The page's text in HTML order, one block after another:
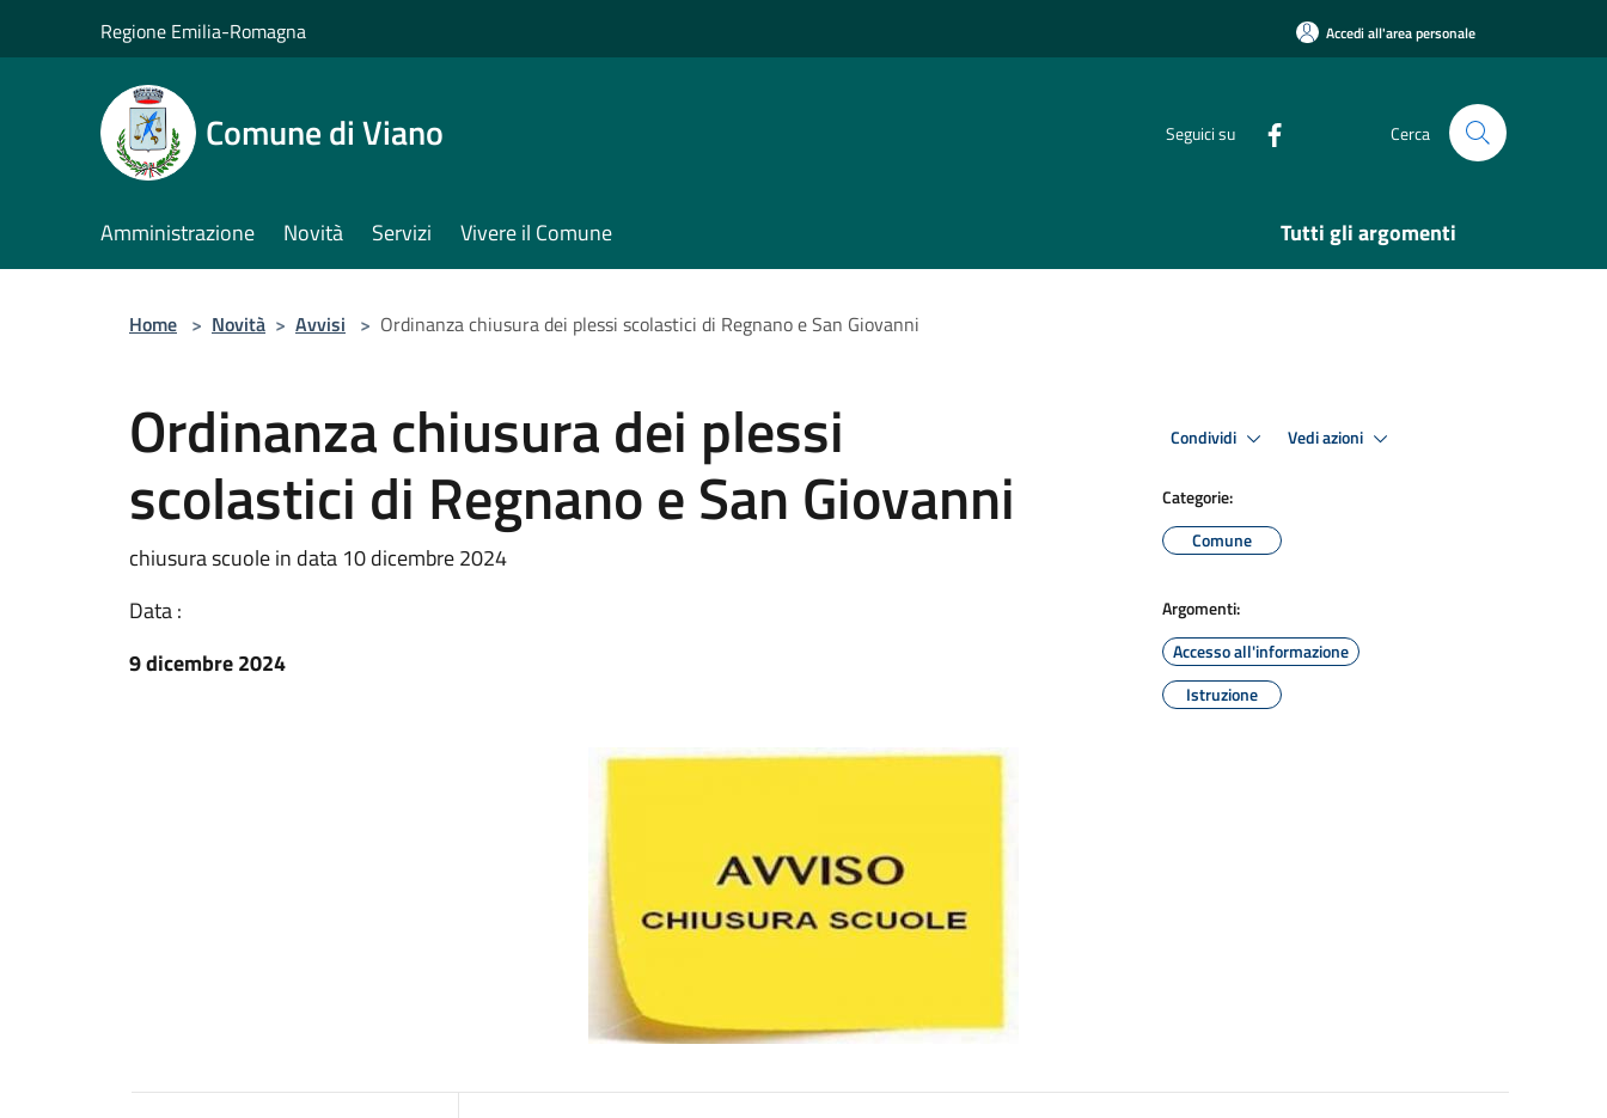
Regione Emilia-Romagna Accedi all'area personale
Comune di Viano Seguici su Cerca
Amministrazione Novità Servizi Vivere il Comune Tutti gli argomenti
Home > Novità > Avvisi > Ordinanza chiusura dei plessi scolastici di Regnano e San Giovanni
Ordinanza chiusura dei plessi
scolastici di Regnano e San Giovanni
chiusura scuole in data 10 dicembre 2024
Data :
9 dicembre 2024
Condividi Vedi azioni
Categorie:
Comune
Argomenti:
Accesso all'informazione
Istruzione